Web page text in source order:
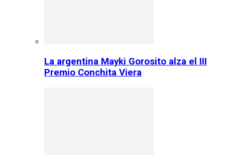
La argentina Mayki Gorosito alza el III
Premio Conchita Viera